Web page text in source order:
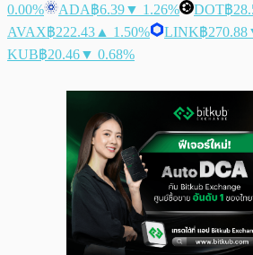
0.00%
ADA฿6.39▼ 1.26% DOT฿
AVAX฿222.43 ▲ 1.50% LINK฿270.88
KUB฿20.46▼ 0.68%